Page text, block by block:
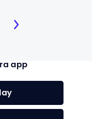
app